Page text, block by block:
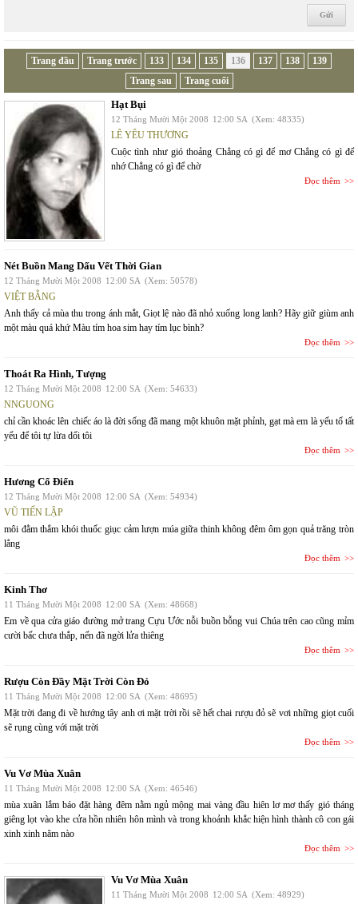
Trang đầu Trang trước 133 134 135 136 137 138
139
Trang sau
Trang cuối
Hạt Bụi
12 Tháng Mười Một 2008 12:00 SA (Xem: 48335)
LÊ YÊU THƯƠNG
Cuộc tình như gió thoảng Chẳng có gì để mơ Chẳng có gì để
nhớ Chẳng có gì để chờ
Đọc thêm
Nét Buồn Mang Dấu Vết Thời Gian
12 Tháng Mười Một 2008 12:00 SA (Xem: 50578)
VIỆT BẰNG
Anh thấy cả mùa thu trong ánh mắt, Giọt lệ nào đã nhỏ xuống long lanh? Hãy giữ giùm anh
một màu quá khứ Màu tím hoa sim hay tím lục bình?
Đọc thêm
Thoát Ra Hình, Tượng
12 Tháng Mười Một 2008 12:00 SA (Xem: 54633)
NNGUONG
chỉ cần khoác lên chiếc áo là đời sống đã mang một khuôn mặt phỉnh, gạt mà em là yếu tố tất
yếu để tôi tự lừa dối tôi
Đọc thêm
Hương Cổ Điển
12 Tháng Mười Một 2008 12:00 SA (Xem: 54934)
VŨ TIẾN LẬP
môi đằm thắm khói thuốc giục cảm lượn múa giữa thinh không đêm ôm gọn quả trăng tròn
lẳng
Đọc thêm
Kinh Thơ
11 Tháng Mười Một 2008 12:00 SA (Xem: 48668)
Em về qua cửa giáo đường mở trang Cựu Ước nỗi buồn bỗng vui Chúa trên cao cũng mỉm
cười bấc chưa thắp, nến đã ngời lửa thiêng
Đọc thêm
Rượu Còn Đầy Mặt Trời Còn Đỏ
11 Tháng Mười Một 2008 12:00 SA (Xem: 48695)
Mặt trời đang đi về hướng tây anh ơi mặt trời rồi sẽ hết chai rượu đỏ sẽ vơi những giọt cuối
sẽ rụng cùng với mặt trời
Đọc thêm
Vu Vơ Mùa Xuân
11 Tháng Mười Một 2008 12:00 SA (Xem: 46546)
mùa xuân lắm báo đặt hàng đêm nằm ngủ mộng mai vàng đầu hiên lơ mơ thấy gió tháng
giêng lọt vào khe cửa hồn nhiên hôn mình và trong khoảnh khắc hiện hình thành cô con gái
xinh xinh năm nào
Đọc thêm
Vu Vơ Mùa Xuân
11 Tháng Mười Một 2008 12:00 SA (Xem: 48929)